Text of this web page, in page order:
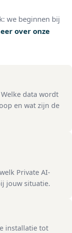
we beginnen bij
over onze
data wordt
en wat zijn de
Private AI-
jouw situatie.
installatie tot